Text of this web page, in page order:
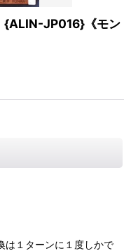
{ALIN-JP016}《モン
は１ターンに１度しかで